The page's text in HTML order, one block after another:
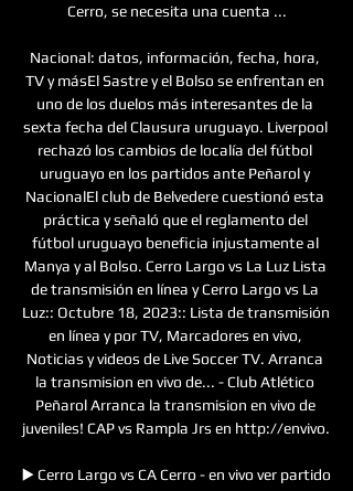
Cerro, se necesita una cuenta ...
Nacional: datos, información, fecha, hora,
TV y másEl Sastre y el Bolso se enfrentan en
uno de los duelos más interesantes de la
sexta fecha del Clausura uruguayo. Liverpool
rechazó los cambios de localía del fútbol
uruguayo en los partidos ante Peñarol y
NacionalEl club de Belvedere cuestionó esta
práctica y señaló que el reglamento del
fútbol uruguayo beneficia injustamente al
Manya y al Bolso. Cerro Largo vs La Luz Lista
de transmisión en línea y Cerro Largo vs La
Luz:: Octubre 18, 2023:: Lista de transmisión
en línea y por TV, Marcadores en vivo,
Noticias y videos de Live Soccer TV. Arranca
la transmision en vivo de... - Club Atlético
Peñarol Arranca la transmision en vivo de
juveniles! CAP vs Rampla Jrs en http://envivo.
▶️ Cerro Largo vs CA Cerro - en vivo ver partido